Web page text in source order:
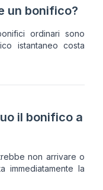
un bonifico?
ordinari sono
istantaneo costa
il bonifico a
non arrivare o
immediatamente la